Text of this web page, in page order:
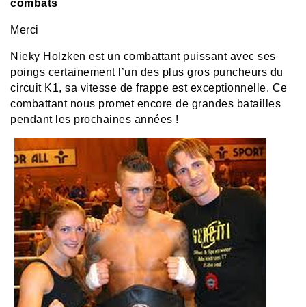
combats
Merci
Nieky Holzken est un combattant puissant avec ses
poings certainement l’un des plus gros puncheurs du
circuit K1, sa vitesse de frappe est exceptionnelle. Ce
combattant nous promet encore de grandes batailles
pendant les prochaines années !